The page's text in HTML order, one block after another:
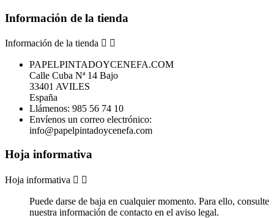
Información de la tienda
Información de la tienda  
PAPELPINTADOYCENEFA.COM
Calle Cuba Nª 14 Bajo
33401 AVILES
España
Llámenos: 985 56 74 10
Envíenos un correo electrónico:
info@papelpintadoycenefa.com
Hoja informativa
Hoja informativa  
Puede darse de baja en cualquier momento. Para ello, consulte
nuestra información de contacto en el aviso legal.